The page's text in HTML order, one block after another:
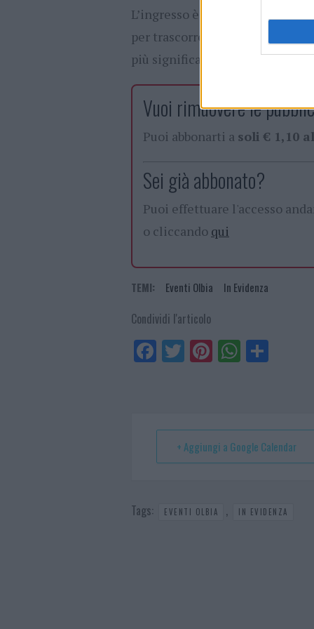
L’ingresso è gratuito, ma è
per trascorrere una serata tra
più significativi per la
Vuoi rimuovere le
Puoi abbonarti a soli € 1,10
Sei già abbonato?
Puoi effettuare l'accesso
o cliccando qui
TEMI: Eventi Olbia In Evidenza
Condividi l'articolo
Fa
ce
Tw
itt
Pi
nt
t
W
ha
p
+ Aggiungi a Google Calendar
Tags: EVENTI OLBIA , IN EVIDENZA